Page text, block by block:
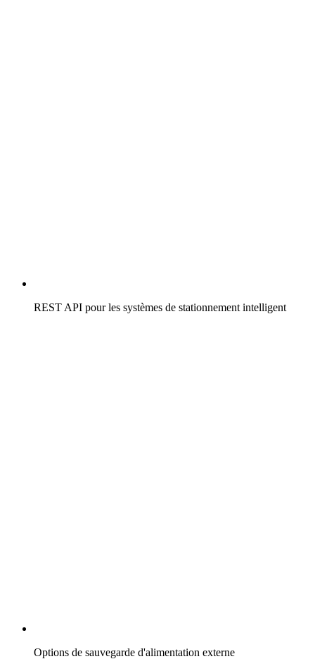
REST API pour les systèmes de stationnement intelligent
Options de sauvegarde d'alimentation externe